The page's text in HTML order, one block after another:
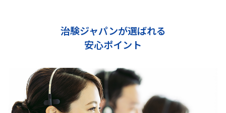
治験ジャパンが選ばれる
安心ポイント